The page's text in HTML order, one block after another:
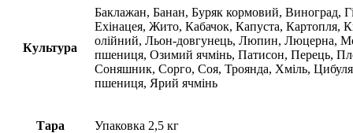
Культура
Баклажан, Банан, Буряк кормовий, Виноград,
Ехінацея, Жито, Кабачок, Капуста, Картопля,
олійний, Льон-довгунець, Люпин, Люцерна,
пшениця, Озимий ячмінь, Патисон, Перець,
Соняшник, Сорго, Соя, Троянда, Хміль,
пшениця, Ярий ячмінь
Тара Упаковка 2,5 кг